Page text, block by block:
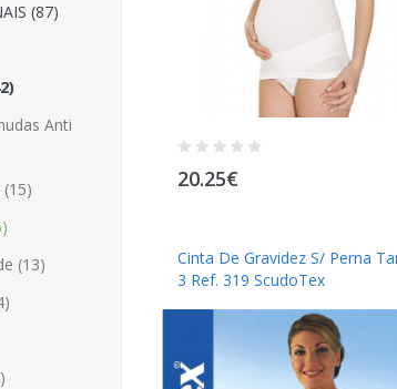
(87)
Anti
(13)
20.25€
Cinta De Gravidez S/ Perna
3 Ref. 319 ScudoTex